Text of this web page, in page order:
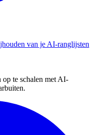
van je AI-ranglijsten
te schalen met AI-